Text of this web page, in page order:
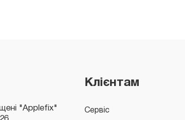
Клієнтам
Сервіс